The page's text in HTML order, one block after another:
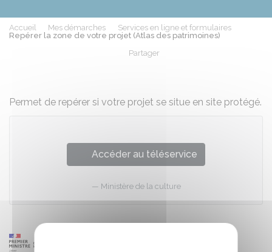
Accueil Mes démarches
Services en ligne et formulaires
Repérer la zone de votre projet (Atlas des patrimoines)
Partager
Permet de repérer si votre projet se situe en site protégé.
Accéder au téléservice
Ministère de la culture